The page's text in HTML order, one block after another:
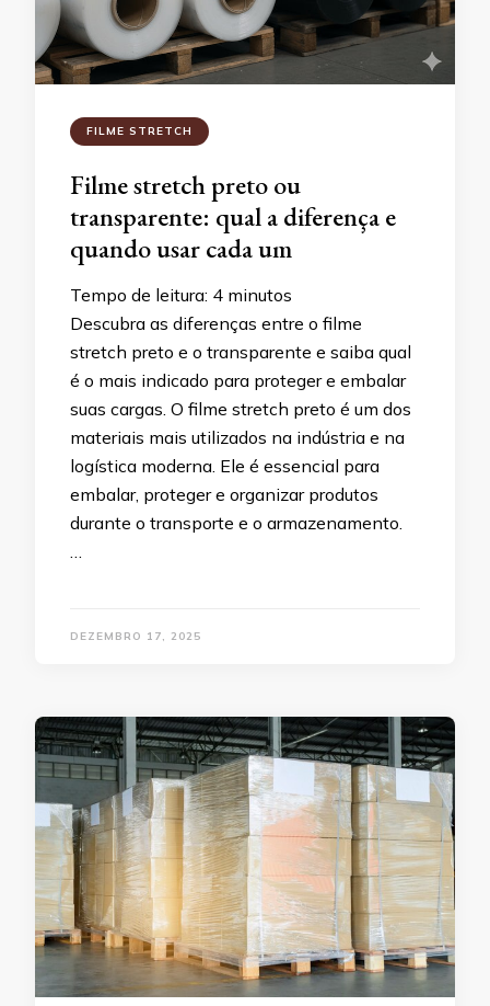
FILME STRETCH
Filme stretch preto ou
transparente: qual a diferença e
quando usar cada um
Tempo de leitura: 4 minutos
Descubra as diferenças entre o filme
stretch preto e o transparente e saiba qual
é o mais indicado para proteger e embalar
suas cargas. O filme stretch preto é um dos
materiais mais utilizados na indústria e na
logística moderna. Ele é essencial para
embalar, proteger e organizar produtos
durante o transporte e o armazenamento.
…
DEZEMBRO 17, 2025